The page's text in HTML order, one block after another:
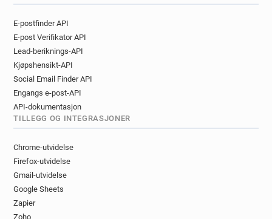
E-postfinder API
E-post Verifikator API
Lead-beriknings-API
Kjøpshensikt-API
Social Email Finder API
Engangs e-post-API
API-dokumentasjon
TILLEGG OG INTEGRASJONER
Chrome-utvidelse
Firefox-utvidelse
Gmail-utvidelse
Google Sheets
Zapier
Zoho